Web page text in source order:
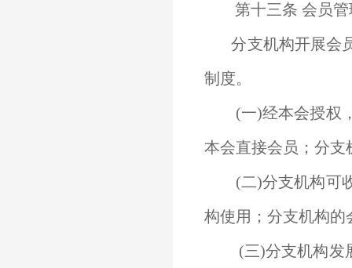
第十三条 会员管
分支机构开展会
制度。
(一)经本会授权
本会直接会员；分支
(二)分支机构可
构使用；分支机构的
(三)分支机构发